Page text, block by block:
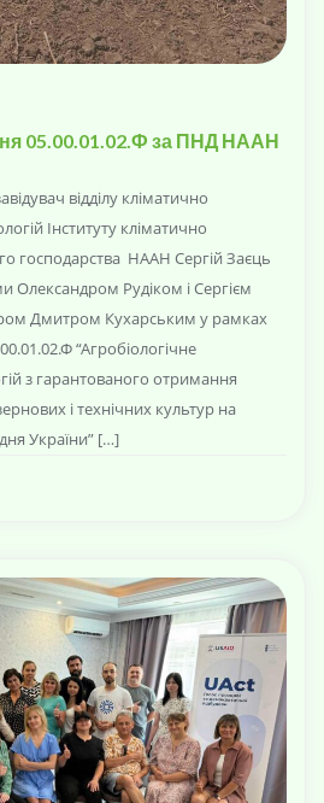
05.00.01.02.Ф за ПНД НААН
відділу кліматично
Інституту кліматично
господарства НААН Сергій Заєць
Олександром Рудіком і Сергієм
Дмитром Кухарським у рамках
“Агробіологічне
з гарантованого отримання
і технічних культур на
України” […]